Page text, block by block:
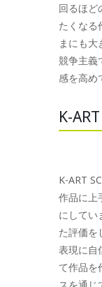
回るほど
たくなる
まにも大
競争主義
感を高め
K-
K-ART
作品に上
にしてい
た評価を
表現に自
て作品を